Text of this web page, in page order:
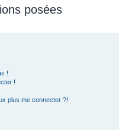
posées
!
!
plus me connecter ?!